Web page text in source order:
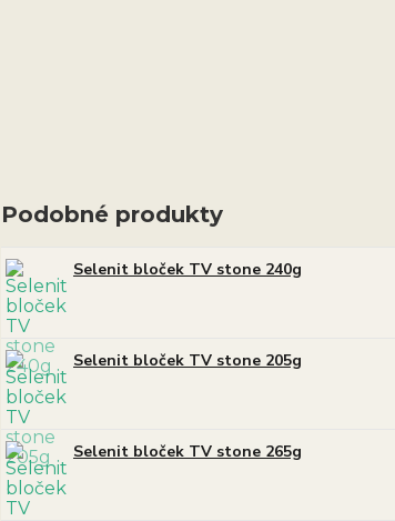
Podobné produkty
Selenit bloček TV stone 240g
Selenit bloček TV stone 205g
Selenit bloček TV stone 265g